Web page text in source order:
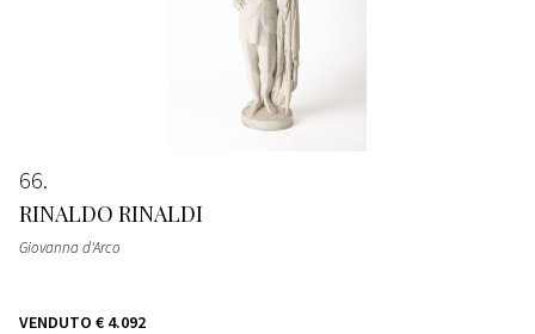
66
RINALDO RINALDI
Giovanna d'Arco
VENDUTO € 4.092